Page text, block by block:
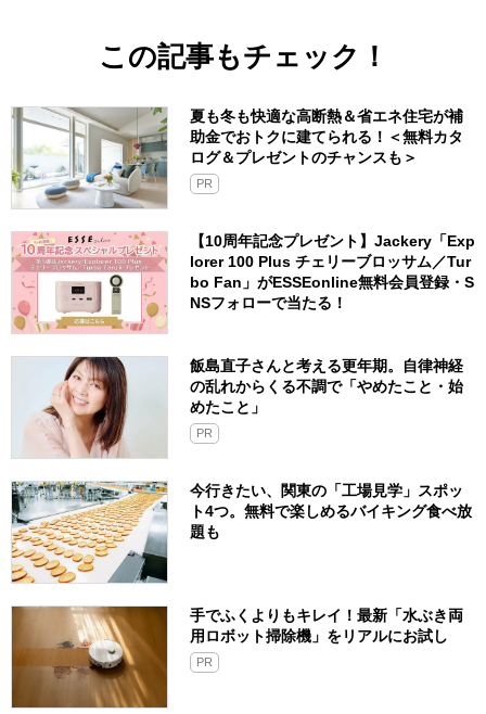
この記事もチェック！
夏も冬も快適な高断熱＆省エネ住宅が補
助金でおトクに建てられる！＜無料カタ
ログ＆プレゼントのチャンスも＞
PR
【10周年記念プレゼント】Jackery「Exp
lorer 100 Plus チェリーブロッサム／Tur
bo Fan」がESSEonline無料会員登録・S
NSフォローで当たる！
飯島直子さんと考える更年期。自律神経
の乱れからくる不調で「やめたこと・始
めたこと」
PR
今行きたい、関東の「工場見学」スポッ
ト4つ。無料で楽しめるバイキング食べ放
題も
手でふくよりもキレイ！最新「水ぶき両
用ロボット掃除機」をリアルにお試し
PR